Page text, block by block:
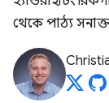
থেকে পাঠ্য